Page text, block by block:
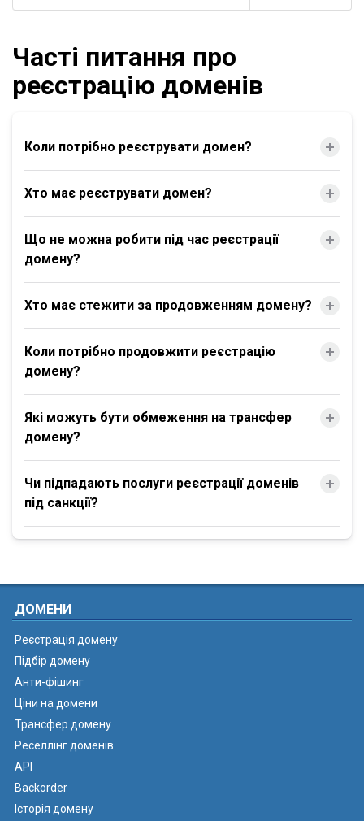
Часті питання про
реєстрацію доменів
Коли потрібно реєструвати домен?
Хто має реєструвати домен?
Що не можна робити під час реєстрації
домену?
Хто має стежити за продовженням домену?
Коли потрібно продовжити реєстрацію
домену?
Які можуть бути обмеження на трансфер
домену?
Чи підпадають послуги реєстрації доменів
під санкції?
ДОМЕНИ
Реєстрація домену
Підбір домену
Анти-фішинг
Ціни на домени
Трансфер домену
Реселлінг доменів
API
Backorder
Історія домену